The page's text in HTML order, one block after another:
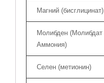
Магний (бисглицинат)
Молибден (Молибдат
Аммония)
Селен (метионин)